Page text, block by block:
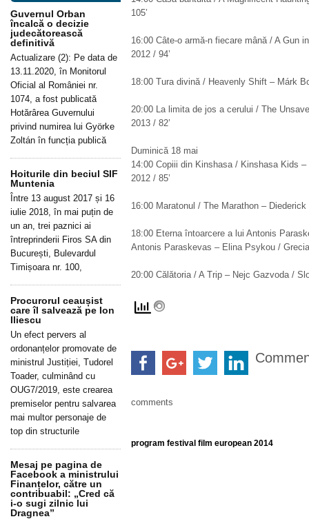
105’
16:00 Câte-o armă-n fiecare mână / A Gun
2012 / 94’
18:00 Tura divină / Heavenly Shift – Márk
20:00 La limita de jos a cerului / The
2013 / 82’
Duminică 18 mai
14:00 Copiii din Kinshasa / Kinshasa Kids
2012 / 85’
16:00 Maratonul / The Marathon –
18:00 Eterna întoarcere a lui Antonis
Antonis Paraskevas – Elina Psykou /
20:00 Călătoria / A Trip – Nejc Gazvoda /
comments
program festival film european 2014
Guvernul Orban
încalcă o decizie
judecătorească
definitivă
Actualizare (2): Pe data de
13.11.2020, în Monitorul
Oficial al României nr.
1074, a fost publicată
Hotărârea Guvernului
privind numirea lui Györke
Zoltán în funcția publică
Hoiturile din beciul SIF
Muntenia
Între 13 august 2017 și 16
iulie 2018, în mai puțin de
un an, trei paznici ai
întreprinderii Firos SA din
București, Bulevardul
Timișoara nr. 100,
Procurorul ceaușist
care îl salvează pe Ion
Iliescu
Un efect pervers al
ordonanțelor promovate de
ministrul Justiției, Tudorel
Toader, culminând cu
OUG7/2019, este crearea
premiselor pentru salvarea
mai multor personaje de
top din structurile
Mesaj pe pagina de
Facebook a ministrului
Finanțelor, către un
contribuabil: „Cred că
i-o sugi zilnic lui
Dragnea”